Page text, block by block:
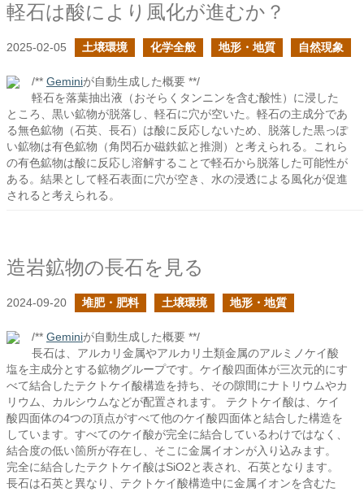
軽石は酸により風化が進むか？
2025-02-05 土壌環境 化学全般 地形・地質 自然現象
/** Geminiが自動生成した概要 **/
軽石を落葉抽出液（おそらくタンニンを含む酸性）に浸した
ところ、黒い鉱物が脱落し、軽石に穴が空いた。軽石の主成分であ
る無色鉱物（石英、長石）は酸に反応しないため、脱落した黒っぽ
い鉱物は有色鉱物（角閃石か磁鉄鉱と推測）と考えられる。これら
の有色鉱物は酸に反応し溶解することで軽石から脱落した可能性が
ある。結果として軽石表面に穴が空き、水の浸透による風化が促進
されると考えられる。
造岩鉱物の長石を見る
2024-09-20 堆肥・肥料 土壌環境 地形・地質
/** Geminiが自動生成した概要 **/
長石は、アルカリ金属やアルカリ土類金属のアルミノケイ酸
塩を主成分とする鉱物グループです。ケイ酸四面体が三次元的にす
べて結合したテクトケイ酸構造を持ち、その隙間にナトリウムやカ
リウム、カルシウムなどが配置されます。 テクトケイ酸は、ケイ
酸四面体の4つの頂点がすべて他のケイ酸四面体と結合した構造を
しています。すべてのケイ酸が完全に結合しているわけではなく、
結合度の低い箇所が存在し、そこに金属イオンが入り込みます。
完全に結合したテクトケイ酸はSiO2と表され、石英となります。
長石は石英と異なり、テクトケイ酸構造中に金属イオンを含むた